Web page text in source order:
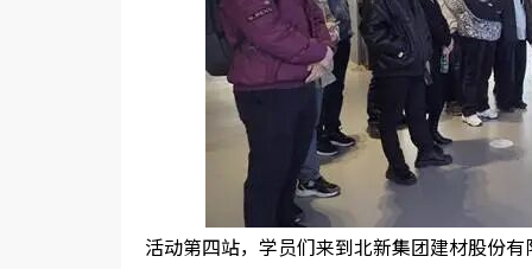
活动第四站，学员们来到北新集团建材股份